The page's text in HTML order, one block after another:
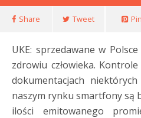
Share Tweet Pin
UKE: sprzedawane w
zdrowiu człowieka.
dokumentacjach
naszym rynku smartfony są
ilości emitowanego